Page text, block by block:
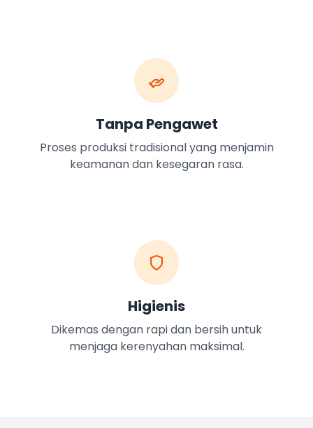
Tanpa Pengawet
Proses produksi tradisional yang menjamin
keamanan dan kesegaran rasa.
Higienis
Dikemas dengan rapi dan bersih untuk
menjaga kerenyahan maksimal.